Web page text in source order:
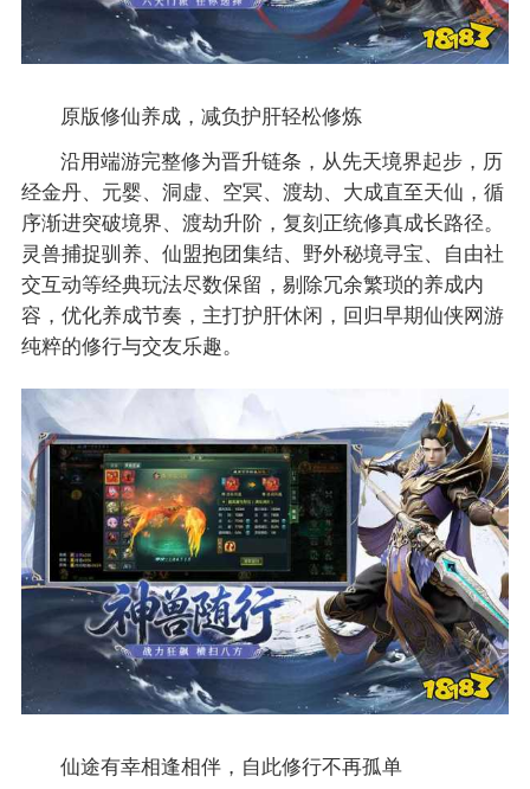
原版修仙养成，减负护肝轻松修炼
沿用端游完整修为晋升链条，从先天境界起步，历
经金丹、元婴、洞虚、空冥、渡劫、大成直至天仙，循
序渐进突破境界、渡劫升阶，复刻正统修真成长路径。
灵兽捕捉驯养、仙盟抱团集结、野外秘境寻宝、自由社
交互动等经典玩法尽数保留，剔除冗余繁琐的养成内
容，优化养成节奏，主打护肝休闲，回归早期仙侠网游
纯粹的修行与交友乐趣。
仙途有幸相逢相伴，自此修行不再孤单